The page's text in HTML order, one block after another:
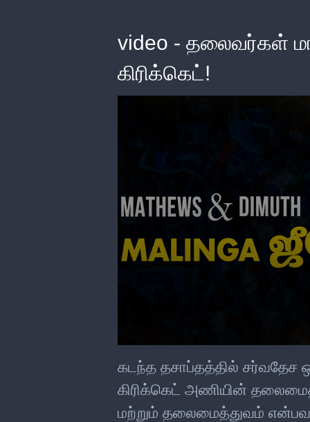
video - தலைவர்கள்
கிரிக்கெட்!
seconds
of
0
seconds
கடந்த தசாப்தத்தில் சர்வதேச
கிரிக்கெட் அணியின்
மற்றும் தலைமைத்துவம்